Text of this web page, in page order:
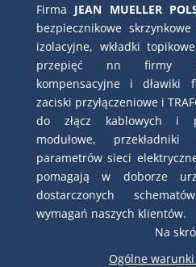
Firma JEAN MUELLER
bezpiecznikowe
izolacyjne, wkładki
przepięć nn firmy
kompensacyjne i dławiki
zaciski przyłączeniowe i
do złącz kablowych i
modułowe,
parametrów sieci
pomagają w doborze
dostarczonych
wymagań naszych klientów.
Na
Ogólne